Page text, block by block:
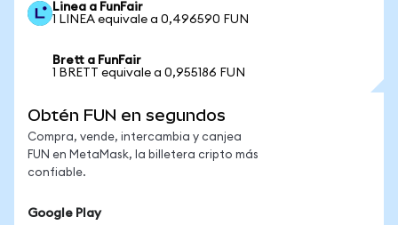
Linea a FunFair
1 LINEA equivale a 0,496590 FUN
Brett a FunFair
1 BRETT equivale a 0,955186 FUN
Obtén FUN en segundos
Compra, vende, intercambia y canjea
FUN en MetaMask, la billetera cripto más
confiable.
Google Play